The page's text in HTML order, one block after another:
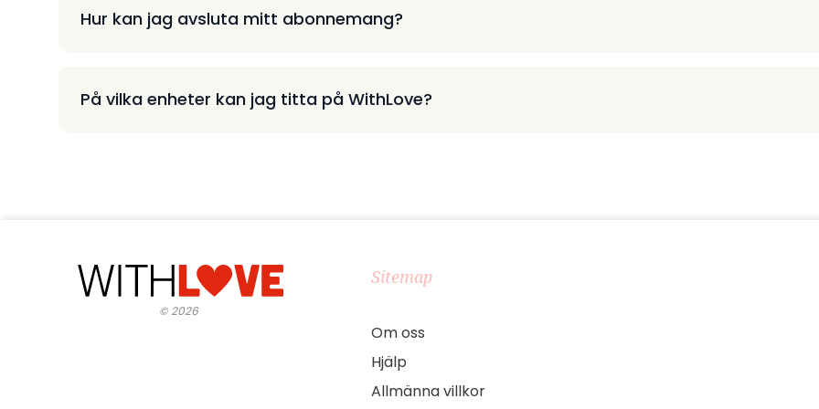
Hur kan jag avsluta mitt abonnemang?
På vilka enheter kan jag titta på WithLove?
©2026
Sitemap
Om oss
Hjälp
Allmänna villkor